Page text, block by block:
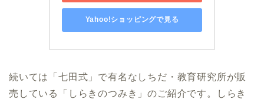
Yahoo!ショッピングで見る
続いては「七田式」で有名なしちだ・教育研究所が販
売している「しらきのつみき」のご紹介です。しらき